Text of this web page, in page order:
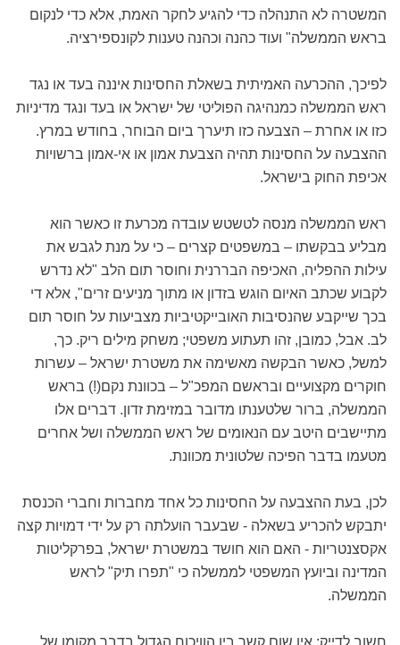
המשטרה לא התנהלה כדי להגיע לחקר האמת, אלא כדי לנקום
בראש הממשלה" ועוד כהנה וכהנה טענות לקונספירציה.
לפיכך, ההכרעה האמיתית בשאלת החסינות איננה בעד או נגד
ראש הממשלה כמנהיגה הפוליטי של ישראל או בעד ונגד מדיניות
כזו או אחרת – הצבעה כזו תיערך ביום הבוחר, בחודש במרץ.
ההצבעה על החסינות תהיה הצבעת אמון או אי-אמון ברשויות
אכיפת החוק בישראל.
ראש הממשלה מנסה לטשטש עובדה מכרעת זו כאשר הוא
מבליע בבקשתו – במשפטים קצרים – כי על מנת לגבש את
עילות ההפליה, האכיפה הבררנית וחוסר תום הלב "לא נדרש
לקבוע שכתב האיום הוגש בזדון או מתוך מניעים זרים", אלא די
בכך שייקבע שהנסיבות האובייקטיביות מצביעות על חוסר תום
לב. אבל, כמובן, זהו תעתוע משפטי; משחק מילים ריק. כך,
למשל, כאשר הבקשה מאשימה את משטרת ישראל – עשרות
חוקרים מקצועיים ובראשם המפכ"ל – בכוונת נקם(!) בראש
הממשלה, ברור שלטענתו מדובר במזימת זדון. דברים אלו
מתיישבים היטב עם הנאומים של ראש הממשלה ושל אחרים
מטעמו בדבר הפיכה שלטונית מכוונת.
לכן, בעת ההצבעה על החסינות כל אחד מחברות וחברי הכנסת
יתבקש להכריע בשאלה - שבעבר הועלתה רק על ידי דמויות קצה
אקסצנטריות - האם הוא חושד במשטרת ישראל, בפרקליטות
המדינה וביועץ המשפטי לממשלה כי "תפרו תיק" לראש
הממשלה.
חשוב לדייק: אין שום קשר בין הוויכוח הגדול בדבר מקומו של